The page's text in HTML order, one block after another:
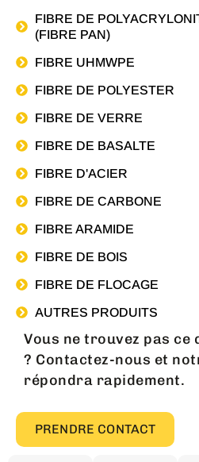
FIBRE DE
(FIBRE PAN)
FIBRE UHMWPE
FIBRE DE POLYESTER
FIBRE DE VERRE
FIBRE DE BASALTE
FIBRE D'ACIER
FIBRE DE CARBONE
FIBRE ARAMIDE
FIBRE DE BOIS
FIBRE DE FLOCAGE
AUTRES PRODUITS
Vous ne trouvez pas ce
? Contactez-nous et
répondra rapidement.
PRENDRE CONTACT